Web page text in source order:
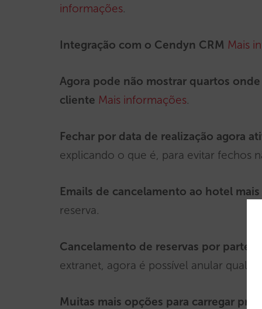
informações.
Integração com o Cendyn CRM Mais
Agora pode não mostrar quartos
cliente Mais informações.
Fechar por data de realização agora
explicando o que é, para evitar fechos
Emails de cancelamento ao hotel
reserva.
Cancelamento de reservas por parte
extranet, agora é possível anular
Muitas mais opções para carregar